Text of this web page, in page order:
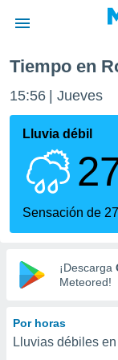
de
ha
para
que se
calidad.
a este
las
y
digital
basada
Tiempo en
15:56 Jueves
Lluvia débil
Sensación de
¡Descarga
Meteored!
Por horas
Lluvias débiles